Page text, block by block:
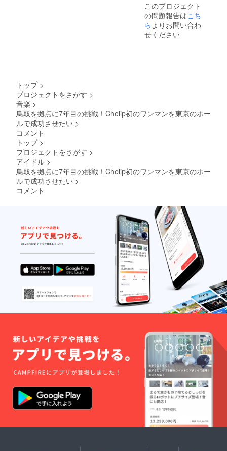
このプロジェクト
の問題報告はこち
らよりお問い合わ
せください
トップ >
プロジェクトをさがす >
音楽 >
鳥取を拠点に7年目の挑戦！Chelip初のワンマンを東京のホー
ルで成功させたい >
コメント
トップ >
プロジェクトをさがす >
アイドル >
鳥取を拠点に7年目の挑戦！Chelip初のワンマンを東京のホー
ルで成功させたい >
コメント